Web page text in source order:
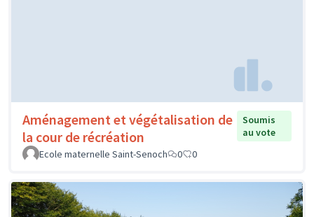
Aménagement et végétalisation de
la cour de récréation
Soumis
au vote
Ecole maternelle Saint-Senoch
0 0